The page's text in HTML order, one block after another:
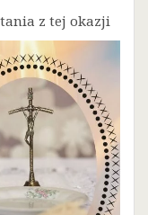
z tej okazji